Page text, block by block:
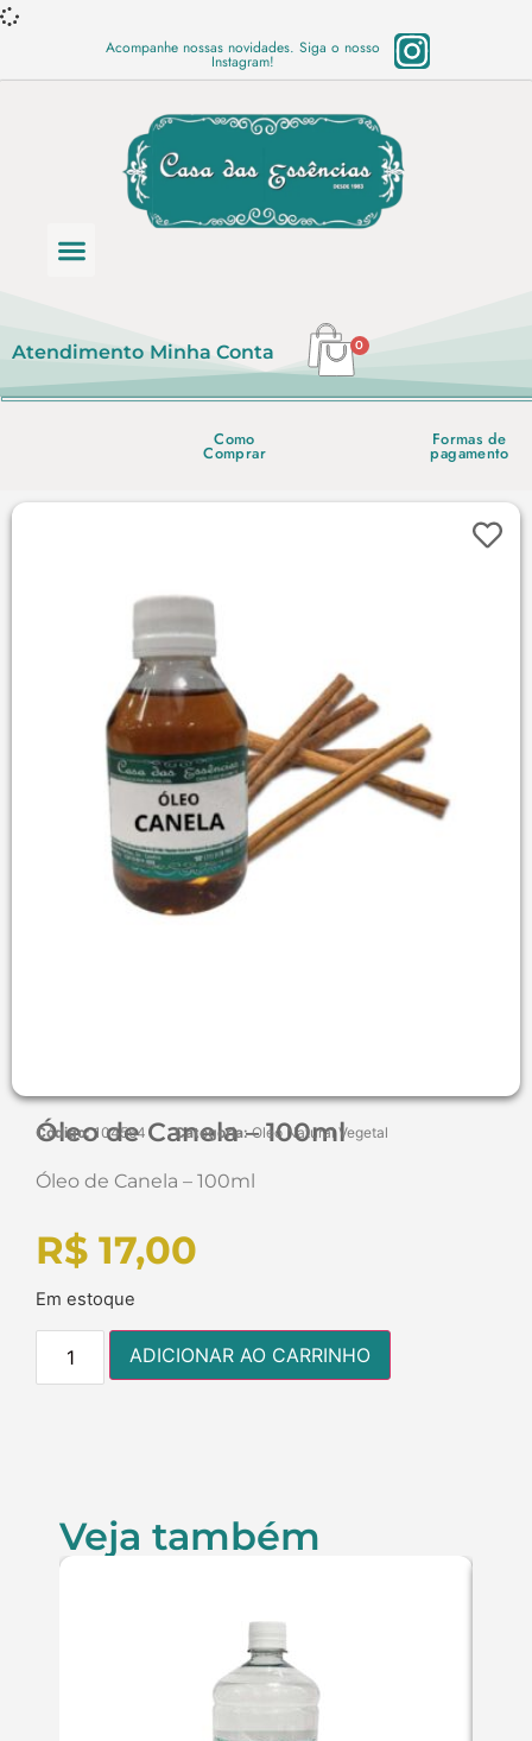
Acompanhe nossas novidades. Siga o nosso
Instagram!
Atendimento Minha Conta 0
Como
Comprar
Formas de
pagamento
Óleo de Canela – 100ml
Código:104564 Categoria: Oleo Natural Vegetal
Óleo de Canela – 100ml
R$ 17,00
Em estoque
ADICIONAR AO CARRINHO
Veja também